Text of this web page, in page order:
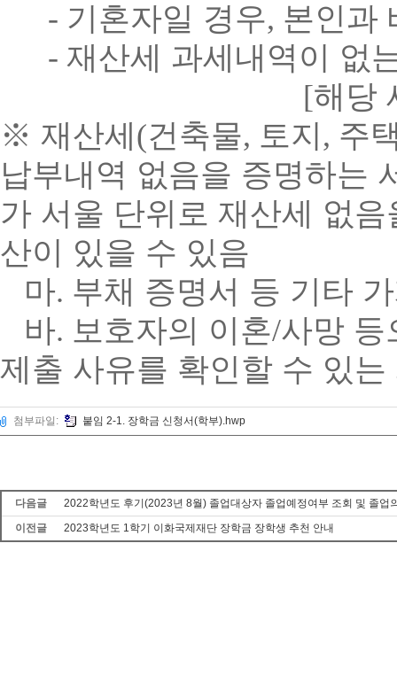
- 기혼자일 경우, 본인과
- 재산세 과세내역이 없
[해당
※ 재산세 (건축물, 토지 , 주
납부내역 없음을 증명하는
가 서울 단위로 재산세 없
산이 있을 수 있음
마. 부채 증명서 등 기타
바. 보호자의 이혼/사망 등
제출 사유를 확인할 수 있는
첨부파일: 붙임 2-1. 장학금 신청서(학부).hwp
다음글
2022학년도 후기(2023년 8월) 졸업대상자 졸업예정여부 조회 및 졸업
이전글
2023학년도 1학기 이화국제재단 장학금 장학생 추천 안내